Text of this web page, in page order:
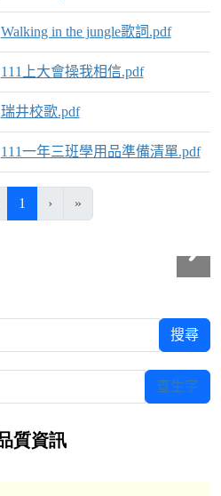
Walking in the jungle歌詞.pdf
111上大會操我相信.pdf
瑞井校歌.pdf
111一年三班學用品準備清單.pdf
1 (目前頁次)
› »
搜尋
查生字